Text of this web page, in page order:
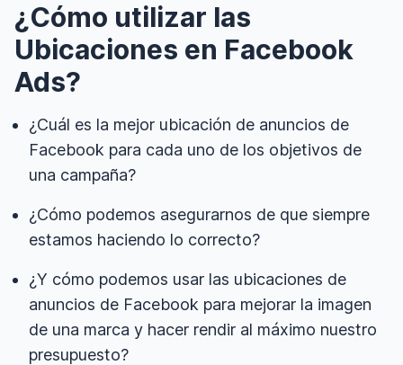
¿Cómo utilizar las
Ubicaciones en Facebook
Ads?
¿Cuál es la mejor ubicación de anuncios de
Facebook para cada uno de los objetivos de
una campaña?
¿Cómo podemos asegurarnos de que siempre
estamos haciendo lo correcto?
¿Y cómo podemos usar las ubicaciones de
anuncios de Facebook para mejorar la imagen
de una marca y hacer rendir al máximo nuestro
presupuesto?